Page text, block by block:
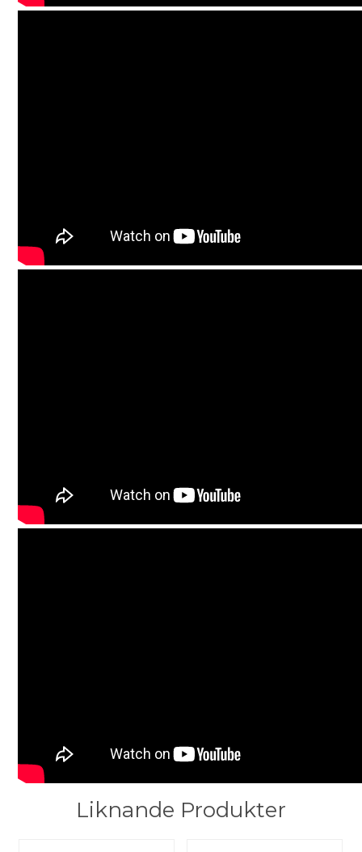
Liknande Produkter